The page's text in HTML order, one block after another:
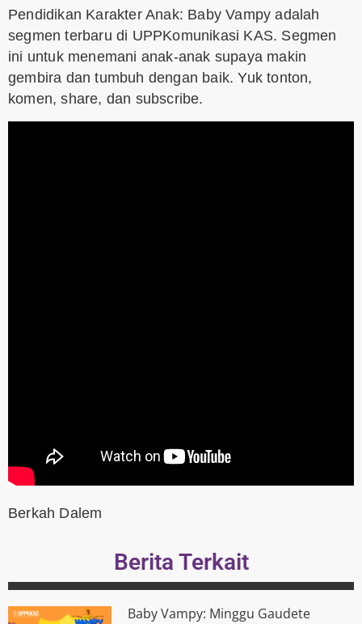
Pendidikan Karakter Anak: Baby Vampy adalah
segmen terbaru di UPPKomunikasi KAS. Segmen
ini untuk menemani anak-anak supaya makin
gembira dan tumbuh dengan baik. Yuk tonton,
komen, share, dan subscribe.
Berkah Dalem
Berita Terkait
Baby Vampy: Minggu Gaudete